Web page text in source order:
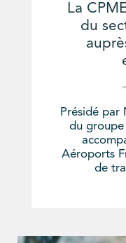
La
du
Présidé par
du
Aéroports
de